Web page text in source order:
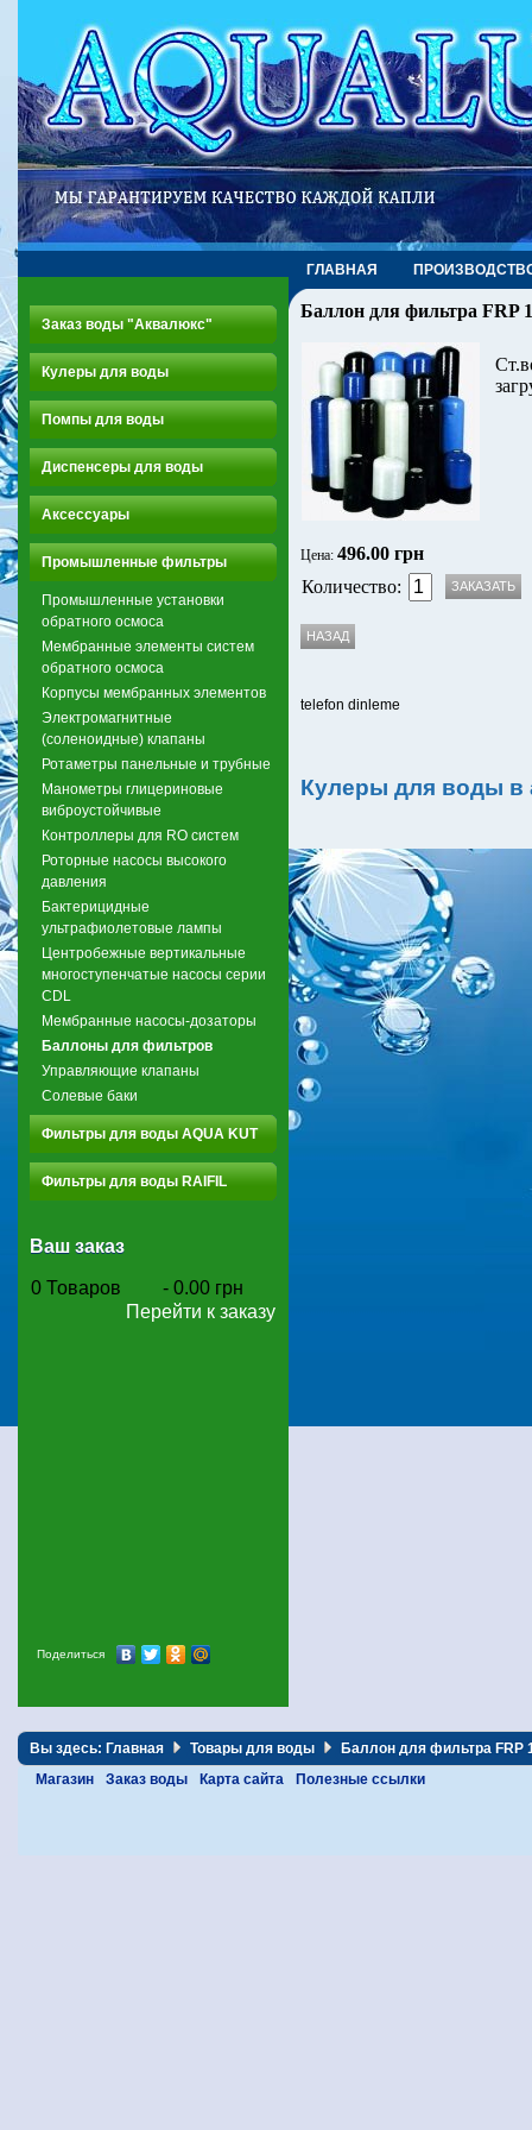
ГЛАВНАЯ
Заказ воды "Аквалюкс"
Кулеры для воды
Помпы для воды
Диспенсеры для воды
Аксессуары
Промышленные фильтры
Промышленные установки
обратного осмоса
Мембранные элементы систем
обратного осмоса
Корпусы мембранных элементов
Электромагнитные
(соленоидные) клапаны
Ротаметры панельные и трубные
Манометры глицериновые
виброустойчивые
Контроллеры для RO систем
Роторные насосы высокого
давления
Бактерицидные
ультрафиолетовые лампы
Центробежные вертикальные
многоступенчатые насосы серии
CDL
Мембранные насосы-дозаторы
Баллоны для фильтров
Управляющие клапаны
Солевые баки
Фильтры для воды AQUA KUT
Фильтры для воды RAIFIL
Ваш заказ
0 Товаров - 0.00 грн
Перейти к заказу
Поделиться
Баллон для фильтра FRP
Цена: 496.00 грн
Количество:
telefon dinleme
Кулеры для воды в
Вы здесь: Главная Товары для воды
Баллон для фильтра FRP
Магазин
Заказ воды Карта сайта Полезные ссылки